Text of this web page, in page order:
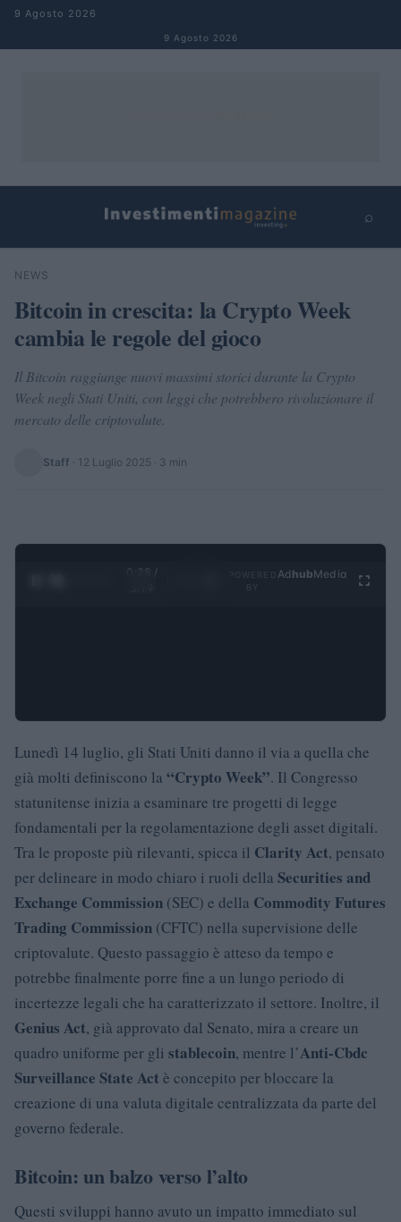
Salta al contenuto
9 Agosto 2026
9 Agosto 2026
⌕
Cerca
NEWS
Bitcoin in crescita: la Crypto Week
cambia le regole del gioco
Il Bitcoin raggiunge nuovi massimi storici durante la Crypto
Week negli Stati Uniti, con leggi che potrebbero rivoluzionare il
mercato delle criptovalute.
Staff · 12 Luglio 2025 · 3 min
0:29 /
Ad hubMedia
Lunedì 14 luglio, gli Stati Uniti danno il via a quella che
già molti definiscono la “Crypto Week”. Il Congresso
statunitense inizia a esaminare tre progetti di legge
fondamentali per la regolamentazione degli asset digitali.
Tra le proposte più rilevanti, spicca il Clarity Act, pensato
per delineare in modo chiaro i ruoli della Securities and
Exchange Commission (SEC) e della Commodity Futures
Trading Commission (CFTC) nella supervisione delle
criptovalute. Questo passaggio è atteso da tempo e
potrebbe finalmente porre fine a un lungo periodo di
incertezze legali che ha caratterizzato il settore. Inoltre, il
Genius Act, già approvato dal Senato, mira a creare un
quadro uniforme per gli stablecoin, mentre l’Anti-Cbdc
Surveillance State Act è concepito per bloccare la
creazione di una valuta digitale centralizzata da parte del
governo federale.
Bitcoin: un balzo verso l’alto
Questi sviluppi hanno avuto un impatto immediato sul